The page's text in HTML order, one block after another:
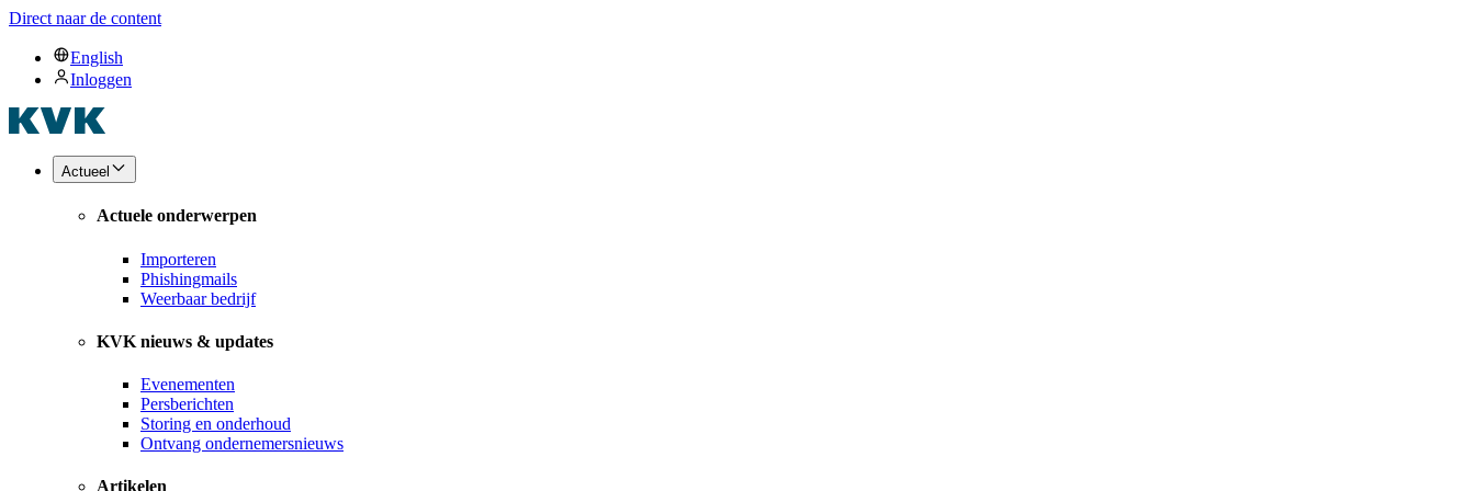
Direct naar de content
English
Inloggen
Actueel
Actuele onderwerpen
Importeren
Phishingmails
Weerbaar bedrijf
KVK nieuws & updates
Evenementen
Persberichten
Storing en onderhoud
Ontvang ondernemersnieuws
Artikelen